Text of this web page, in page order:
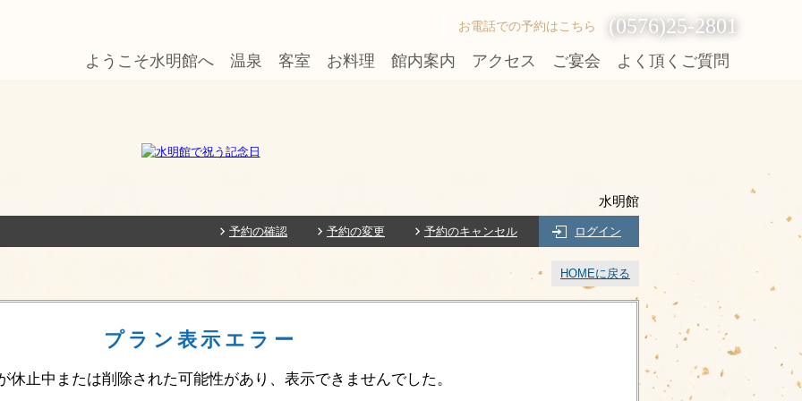
お電話での予約はこちら (0576)25-2801
ようこそ水明館へ 温泉 客室 お料理 館内案内 アクセス ご宴会 よく頂くご質問
水明館
予約の確認 予約の変更 予約のキャンセル ログイン
HOMEに戻る
プラン表示エラー
休止中または削除された可能性があり、表示できませんでした。